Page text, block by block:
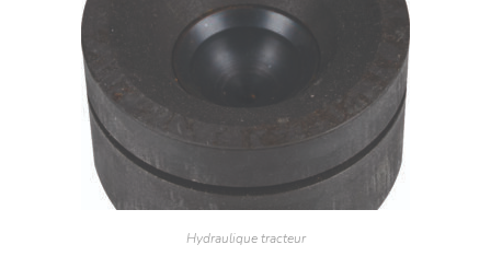
Hydraulique tracteur